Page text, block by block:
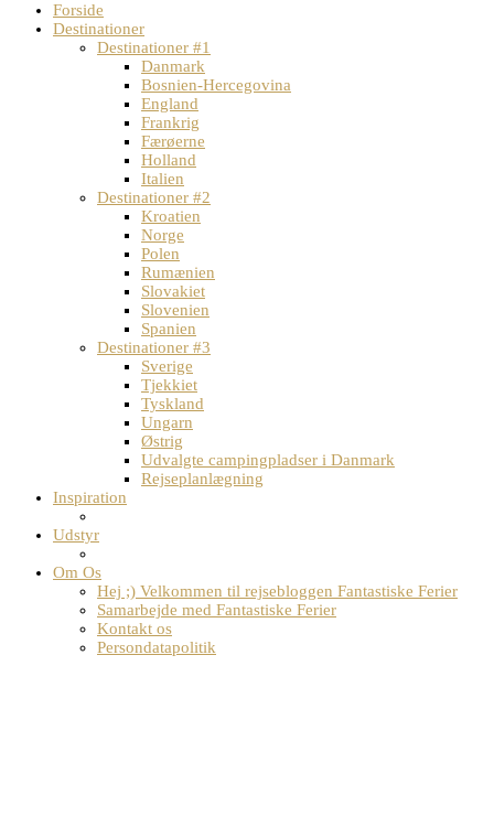
Forside
Destinationer
Destinationer #1
Danmark
Bosnien-Hercegovina
England
Frankrig
Færøerne
Holland
Italien
Destinationer #2
Kroatien
Norge
Polen
Rumænien
Slovakiet
Slovenien
Spanien
Destinationer #3
Sverige
Tjekkiet
Tyskland
Ungarn
Østrig
Udvalgte campingpladser i Danmark
Rejseplanlægning
Inspiration
Udstyr
Om Os
Hej ;) Velkommen til rejsebloggen Fantastiske Ferier
Samarbejde med Fantastiske Ferier
Kontakt os
Persondatapolitik